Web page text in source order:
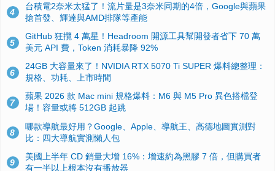
4
台積電2奈米太猛了！流片量是3奈米同期的4倍，Google與蘋果
搶首發、輝達與AMD排隊等產能
5
GitHub 狂攬 4 萬星！Headroom 開源工具幫開發者省下 70 萬
美元 API 費，Token 消耗暴降 92%
6
24GB 大容量來了！NVIDIA RTX 5070 Ti SUPER 爆料總整理：
規格、功耗、上市時間
7
蘋果 2026 款 Mac mini 規格爆料：M6 與 M5 Pro 異色搭檔登
場！容量或將 512GB 起跳
8
哪款導航最好用？Google、Apple、導航王、高德地圖實測對
比：四大導航實測懶人包
9
美國上半年 CD 銷量大增 16%：增速約為黑膠 7 倍，但購買者
有一半以上根本沒有播放器